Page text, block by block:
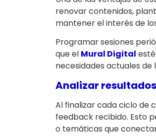
renovar contenidos,
mantener el interés de
Programar sesiones
que el Mural Digital
necesidades actuales de
Analizar
Al finalizar cada ciclo de
feedback recibido. Esto
o temáticas que